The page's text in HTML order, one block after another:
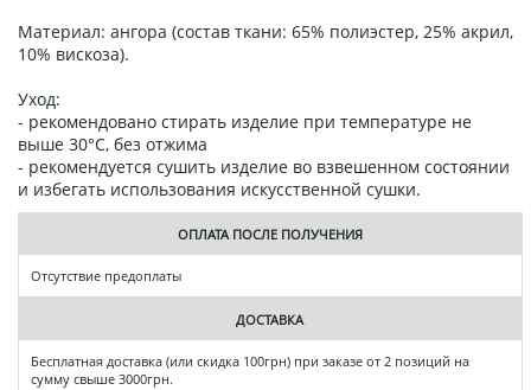
Материал: ангора (состав ткани: 65% полиэстер, 25% акрил,
10% вискоза).
Уход:
- рекомендовано стирать изделие при температуре не
выше 30°C, без отжима
- рекомендуется сушить изделие во взвешенном состоянии
и избегать использования искусственной сушки.
ОПЛАТА ПОСЛЕ ПОЛУЧЕНИЯ
Отсутствие предоплаты
ДОСТАВКА
Бесплатная доставка (или скидка 100грн) при заказе от 2 позиций на
сумму свыше 3000грн.